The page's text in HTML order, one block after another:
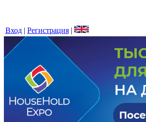
Вход | Регистрация |